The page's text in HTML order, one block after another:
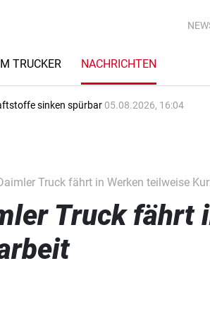
TRUCKER NACHRICHTEN
sinken spürbar 05.08.2026, 16:04
Truck fährt in Werken teilweise
Truck fährt